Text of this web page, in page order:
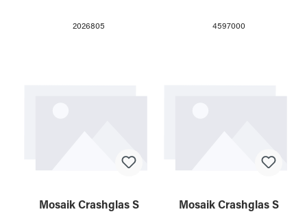
2026805 4597000
Mosaik Crashglas S
Mosaik Crashglas S